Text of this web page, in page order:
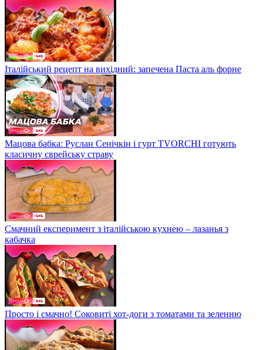
Італійський рецепт на вихідний: запечена Паста аль форне
Мацова бабка: Руслан Сенічкін і гурт TVORCHI готують
класичну єврейську страву
Смачний експеримент з італійською кухнею – лазанья з
кабачка
Просто і смачно! Соковиті хот-доги з томатами та зеленню